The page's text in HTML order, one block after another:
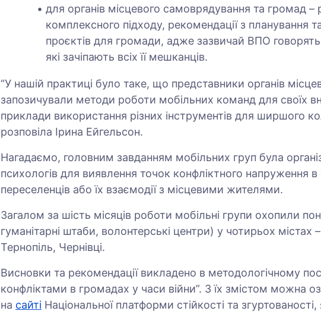
для органів місцевого самоврядування та громад –
комплексного підходу, рекомендації з планування та
проєктів для громади, адже зазвичай ВПО
які зачіпають всіх її мешканців.
“У нашій практиці було таке, що представники органів
запозичували методи роботи мобільних команд для своїх
приклади використання різних інструментів для ширшого
розповіла Ірина Ейгельсон.
Нагадаємо, головним завданням мобільних груп була
психологів для виявлення точок конфліктного напруження
переселенців або їх взаємодії з місцевими жителями.
Загалом за шість місяців роботи мобільні групи охопили
гуманітарні штаби, волонтерські центри) у чотирьох містах
Тернопіль, Чернівці.
Висновки та рекомендації викладено в методологічному
конфліктами в громадах у часи війни”. З їх змістом можна
на сайті Національної платформи стійкості та